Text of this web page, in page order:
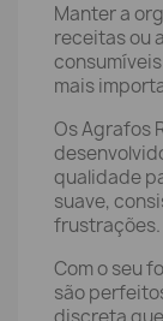
Manter a
receitas ou
mais
Os Agrafos
qualidade
suave,
frustrações.
Com o seu
são